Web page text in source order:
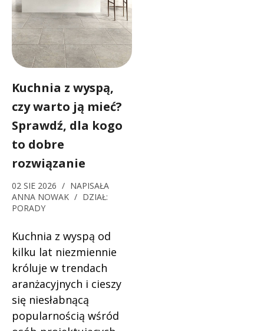
Kuchnia z wyspą,
czy warto ją mieć?
Sprawdź, dla kogo
to dobre
rozwiązanie
02 SIE 2026 / NAPISAŁA
ANNA NOWAK / DZIAŁ:
PORADY
Kuchnia z wyspą od
kilku lat niezmiennie
króluje w trendach
aranżacyjnych i cieszy
się niesłabnącą
popularnością wśród